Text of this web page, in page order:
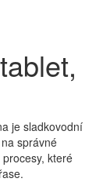
je sladkovodní
správné
které